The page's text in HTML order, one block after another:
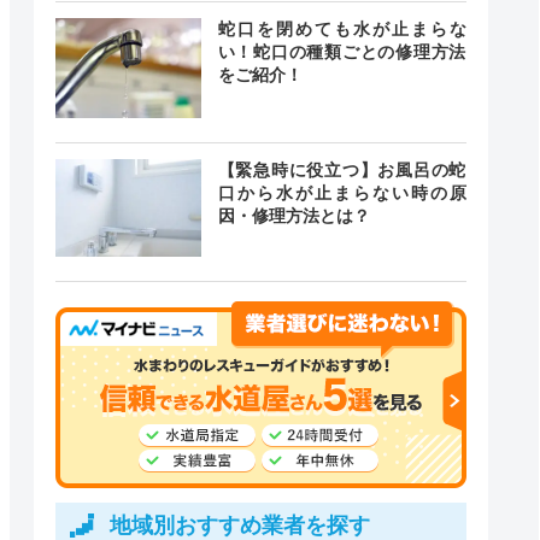
蛇口を閉めても水が止まらな
い！蛇口の種類ごとの修理方法
をご紹介！
【緊急時に役立つ】お風呂の蛇
口から水が止まらない時の原
因・修理方法とは？
地域別おすすめ業者を探す